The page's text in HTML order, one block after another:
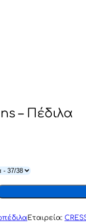
– Πέδιλα
Εταιρεία: